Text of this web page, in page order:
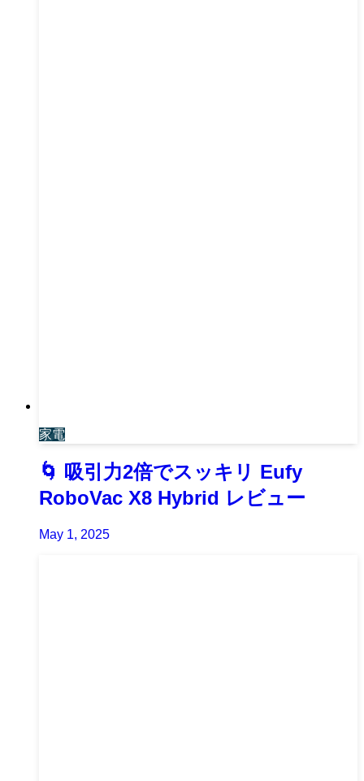
家電
🌀 吸引力2倍でスッキリ Eufy
RoboVac X8 Hybrid レビュー
May 1, 2025